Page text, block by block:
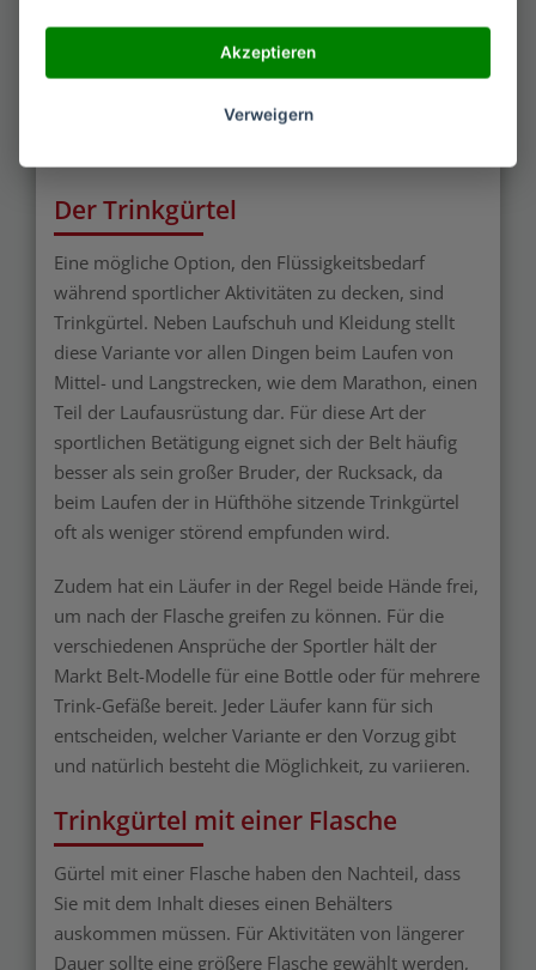
gibt eine weitere Alternative, die wir der
Der Trinkgürtel
Eine mögliche Option, den Flüssigkeitsbedarf
während sportlicher Aktivitäten zu decken, sind
Trinkgürtel. Neben Laufschuh und Kleidung stellt
diese Variante vor allen Dingen beim Laufen von
Mittel- und Langstrecken, wie dem Marathon, einen
Teil der Laufausrüstung dar. Für diese Art der
sportlichen Betätigung eignet sich der Belt häufig
besser als sein großer Bruder, der Rucksack, da
beim Laufen der in Hüfthöhe sitzende Trinkgürtel
oft als weniger störend empfunden wird.
Zudem hat ein Läufer in der Regel beide Hände frei,
um nach der Flasche greifen zu können. Für die
verschiedenen Ansprüche der Sportler hält der
Markt Belt-Modelle für eine Bottle oder für mehrere
Trink-Gefäße bereit. Jeder Läufer kann für sich
entscheiden, welcher Variante er den Vorzug gibt
und natürlich besteht die Möglichkeit, zu variieren.
Trinkgürtel mit einer Flasche
Gürtel mit einer Flasche haben den Nachteil, dass
Sie mit dem Inhalt dieses einen Behälters
auskommen müssen. Für Aktivitäten von längerer
Dauer sollte eine größere Flasche gewählt werden,
Akzeptieren
Verweigern